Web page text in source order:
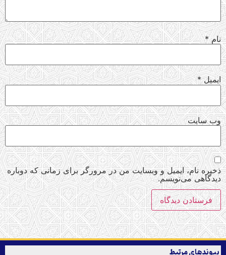
نام*
ایمیل*
وب‌ سایت
ذخیره نام، ایمیل و وبسایت من در مرورگر برای زمانی که دوباره
دیدگاهی می‌نویسم.